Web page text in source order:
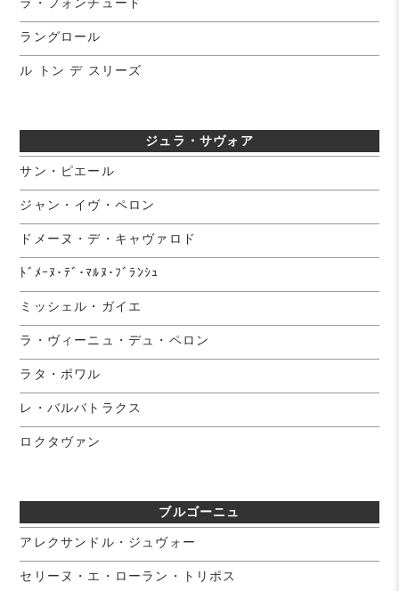
ラングロール
ル トン デ スリーズ
ジュラ・サヴォア
サン・ピエール
ジャン・イヴ・ペロン
ドメーヌ・デ・キャヴァロド
ﾄﾞﾒｰﾇ･ﾃﾞ･ﾏﾙﾇ･ﾌﾞﾗﾝｼｭ
ミッシェル・ガイエ
ラ・ヴィーニュ・デュ・ペロン
ラタ・ポワル
レ・バルバトラクス
ロクタヴァン
ブルゴーニュ
アレクサンドル・ジュヴォー
セリーヌ・エ・ローラン・トリポス